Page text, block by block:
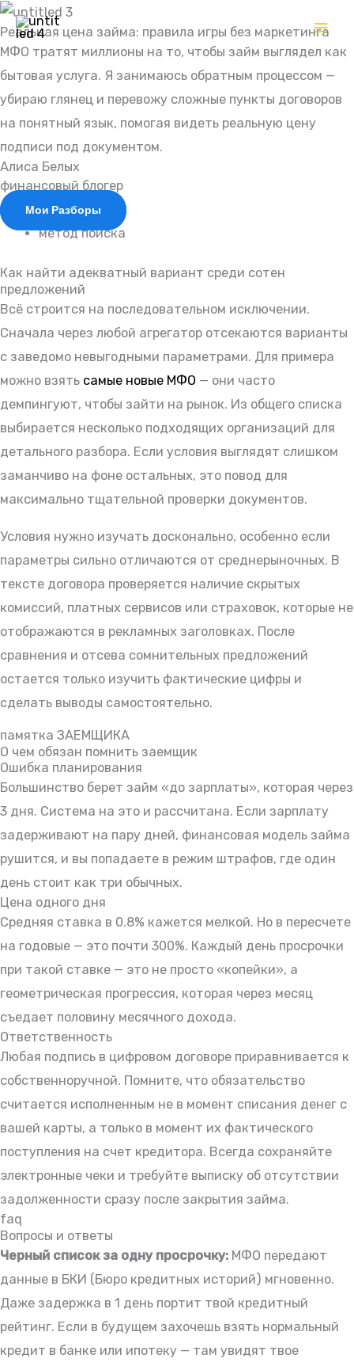
Перейти
к
содержимому
Реальная цена займа: правила игры без маркетинга
МФО тратят миллионы на то, чтобы займ выглядел как
бытовая услуга. Я занимаюсь обратным процессом —
убираю глянец и перевожу сложные пункты договоров
на понятный язык, помогая видеть реальную цену
подписи под документом.
Алиса Белых
финансовый блогер
Мои Разборы
метод поиска
Как найти адекватный вариант среди сотен
предложений
Всё строится на последовательном исключении.
Сначала через любой агрегатор отсекаются варианты
с заведомо невыгодными параметрами. Для примера
можно взять самые новые МФО — они часто
демпингуют, чтобы зайти на рынок. Из общего списка
выбирается несколько подходящих организаций для
детального разбора. Если условия выглядят слишком
заманчиво на фоне остальных, это повод для
максимально тщательной проверки документов.
Условия нужно изучать досконально, особенно если
параметры сильно отличаются от среднерыночных. В
тексте договора проверяется наличие скрытых
комиссий, платных сервисов или страховок, которые не
отображаются в рекламных заголовках. После
сравнения и отсева сомнительных предложений
остается только изучить фактические цифры и
сделать выводы самостоятельно.
памятка ЗАЕМЩИКА
О чем обязан помнить заемщик
Ошибка планирования
Большинство берет займ «до зарплаты», которая через
3 дня. Система на это и рассчитана. Если зарплату
задерживают на пару дней, финансовая модель займа
рушится, и вы попадаете в режим штрафов, где один
день стоит как три обычных.
Цена одного дня
Средняя ставка в 0.8% кажется мелкой. Но в пересчете
на годовые — это почти 300%. Каждый день просрочки
при такой ставке — это не просто «копейки», а
геометрическая прогрессия, которая через месяц
съедает половину месячного дохода.
Ответственность
Любая подпись в цифровом договоре приравнивается к
собственноручной. Помните, что обязательство
считается исполненным не в момент списания денег с
вашей карты, а только в момент их фактического
поступления на счет кредитора. Всегда сохраняйте
электронные чеки и требуйте выписку об отсутствии
задолженности сразу после закрытия займа.
faq
Вопросы и ответы
Черный список за одну просрочку: МФО передают
данные в БКИ (Бюро кредитных историй) мгновенно.
Даже задержка в 1 день портит твой кредитный
рейтинг. Если в будущем захочешь взять нормальный
кредит в банке или ипотеку — там увидят твое